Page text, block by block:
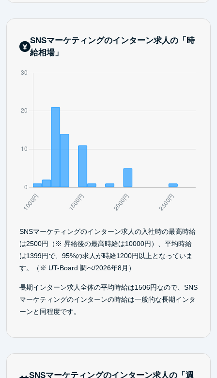
SNSマーケティングのインターン求人の「時
給相場」
SNSマーケティングのインターン求人の入社時の最高時給
は2500円（※ 昇給後の最高時給は10000円）、平均時給
は1399円で、95%の求人が時給1200円以上となっていま
す。（※ UT-Board 調べ/2026年8月）
長期インターン求人全体の平均時給は1506円なので、SNS
マーケティングのインターンの時給は一般的な長期インタ
ーンと同程度です。
SNSマーケティングのインターン求人の「週